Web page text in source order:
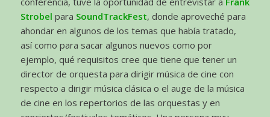
Strobel para SoundTrackFest, donde aproveché para
ahondar en algunos de los temas que había tratado,
así como para sacar algunos nuevos como por
ejemplo, qué requisitos cree que tiene que tener un
director de orquesta para dirigir música de cine con
respecto a dirigir música clásica o el auge de la música
de cine en los repertorios de las orquestas y en